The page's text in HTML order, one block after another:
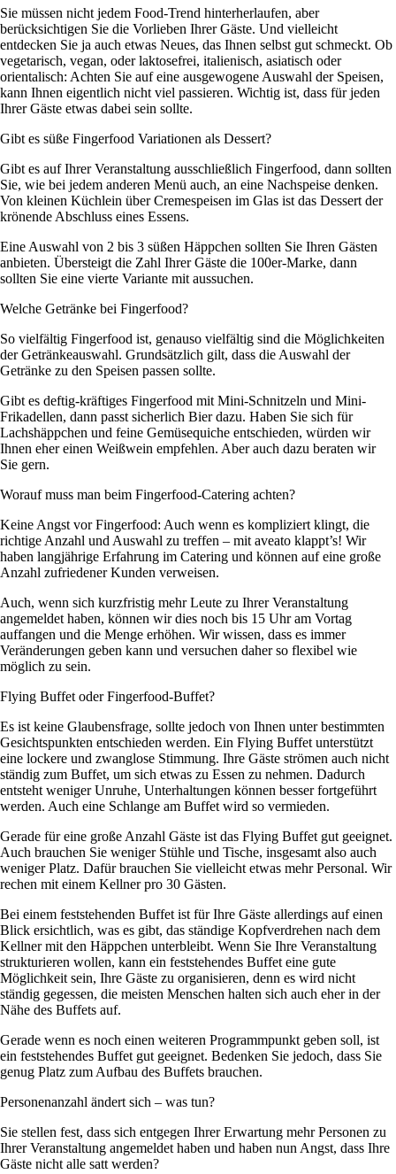
Sie müssen nicht jedem Food-Trend hinterherlaufen, aber
berücksichtigen Sie die Vorlieben Ihrer Gäste. Und vielleicht
entdecken Sie ja auch etwas Neues, das Ihnen selbst gut schmeckt. Ob
vegetarisch, vegan, oder laktosefrei, italienisch, asiatisch oder
orientalisch: Achten Sie auf eine ausgewogene Auswahl der Speisen,
kann Ihnen eigentlich nicht viel passieren. Wichtig ist, dass für jeden
Ihrer Gäste etwas dabei sein sollte.
Gibt es süße Fingerfood Variationen als Dessert?
Gibt es auf Ihrer Veranstaltung ausschließlich Fingerfood, dann sollten
Sie, wie bei jedem anderen Menü auch, an eine Nachspeise denken.
Von kleinen Küchlein über Cremespeisen im Glas ist das Dessert der
krönende Abschluss eines Essens.
Eine Auswahl von 2 bis 3 süßen Häppchen sollten Sie Ihren Gästen
anbieten. Übersteigt die Zahl Ihrer Gäste die 100er-Marke, dann
sollten Sie eine vierte Variante mit aussuchen.
Welche Getränke bei Fingerfood?
So vielfältig Fingerfood ist, genauso vielfältig sind die Möglichkeiten
der Getränkeauswahl. Grundsätzlich gilt, dass die Auswahl der
Getränke zu den Speisen passen sollte.
Gibt es deftig-kräftiges Fingerfood mit Mini-Schnitzeln und Mini-
Frikadellen, dann passt sicherlich Bier dazu. Haben Sie sich für
Lachshäppchen und feine Gemüsequiche entschieden, würden wir
Ihnen eher einen Weißwein empfehlen. Aber auch dazu beraten wir
Sie gern.
Worauf muss man beim Fingerfood-Catering achten?
Keine Angst vor Fingerfood: Auch wenn es kompliziert klingt, die
richtige Anzahl und Auswahl zu treffen – mit aveato klappt’s! Wir
haben langjährige Erfahrung im Catering und können auf eine große
Anzahl zufriedener Kunden verweisen.
Auch, wenn sich kurzfristig mehr Leute zu Ihrer Veranstaltung
angemeldet haben, können wir dies noch bis 15 Uhr am Vortag
auffangen und die Menge erhöhen. Wir wissen, dass es immer
Veränderungen geben kann und versuchen daher so flexibel wie
möglich zu sein.
Flying Buffet oder Fingerfood-Buffet?
Es ist keine Glaubensfrage, sollte jedoch von Ihnen unter bestimmten
Gesichtspunkten entschieden werden. Ein Flying Buffet unterstützt
eine lockere und zwanglose Stimmung. Ihre Gäste strömen auch nicht
ständig zum Buffet, um sich etwas zu Essen zu nehmen. Dadurch
entsteht weniger Unruhe, Unterhaltungen können besser fortgeführt
werden. Auch eine Schlange am Buffet wird so vermieden.
Gerade für eine große Anzahl Gäste ist das Flying Buffet gut geeignet.
Auch brauchen Sie weniger Stühle und Tische, insgesamt also auch
weniger Platz. Dafür brauchen Sie vielleicht etwas mehr Personal. Wir
rechen mit einem Kellner pro 30 Gästen.
Bei einem feststehenden Buffet ist für Ihre Gäste allerdings auf einen
Blick ersichtlich, was es gibt, das ständige Kopfverdrehen nach dem
Kellner mit den Häppchen unterbleibt. Wenn Sie Ihre Veranstaltung
strukturieren wollen, kann ein feststehendes Buffet eine gute
Möglichkeit sein, Ihre Gäste zu organisieren, denn es wird nicht
ständig gegessen, die meisten Menschen halten sich auch eher in der
Nähe des Buffets auf.
Gerade wenn es noch einen weiteren Programmpunkt geben soll, ist
ein feststehendes Buffet gut geeignet. Bedenken Sie jedoch, dass Sie
genug Platz zum Aufbau des Buffets brauchen.
Personenanzahl ändert sich – was tun?
Sie stellen fest, dass sich entgegen Ihrer Erwartung mehr Personen zu
Ihrer Veranstaltung angemeldet haben und haben nun Angst, dass Ihre
Gäste nicht alle satt werden?